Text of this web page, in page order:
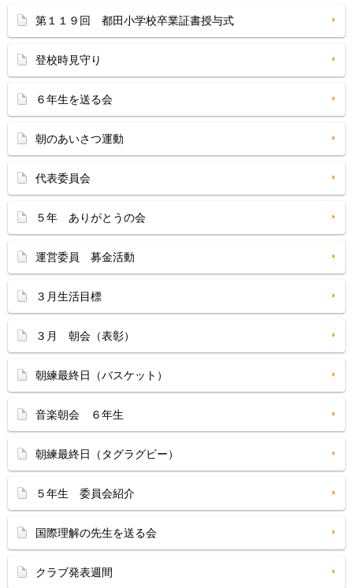
第１１９回 都田小学校卒業証書授与式
登校時見守り
６年生を送る会
朝のあいさつ運動
代表委員会
５年 ありがとうの会
運営委員 募金活動
３月生活目標
３月 朝会（表彰）
朝練最終日（バスケット）
音楽朝会 ６年生
朝練最終日（タグラグビー）
５年生 委員会紹介
国際理解の先生を送る会
クラブ発表週間